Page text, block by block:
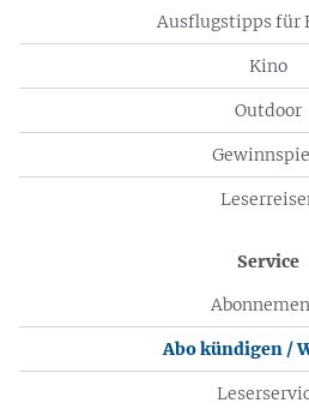
Ausflugstipps für
Kino
Outdoor
Service
Abo kündigen /